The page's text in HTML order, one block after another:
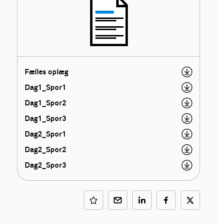
Fælles oplæg
Dag1_Spor1
Dag1_Spor2
Dag1_Spor3
Dag2_Spor1
Dag2_Spor2
Dag2_Spor3